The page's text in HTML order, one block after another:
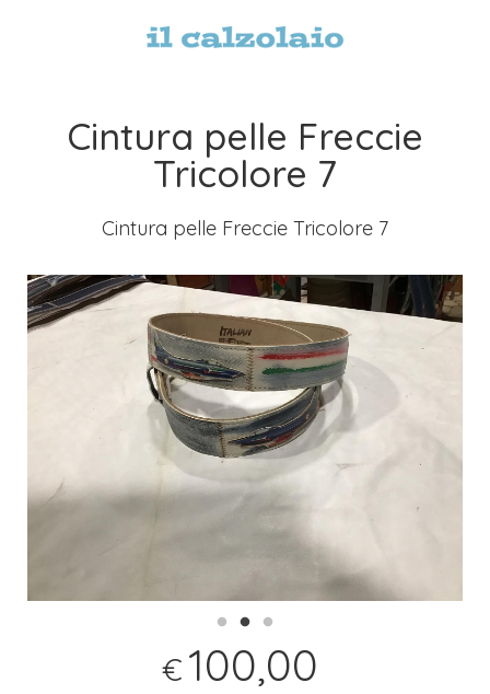
Cintura pelle Freccie
Tricolore 7
Cintura pelle Freccie Tricolore 7
€ 100,00